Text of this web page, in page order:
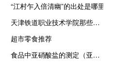
“江村乍入倍清幽”的出处是哪里
天津铁道职业技术学院那些专业比较好就业前景怎么样 天津铁道职业技术学院
超市零食推荐
食品中亚硝酸盐的测定（亚硝酸盐是食品添加剂）